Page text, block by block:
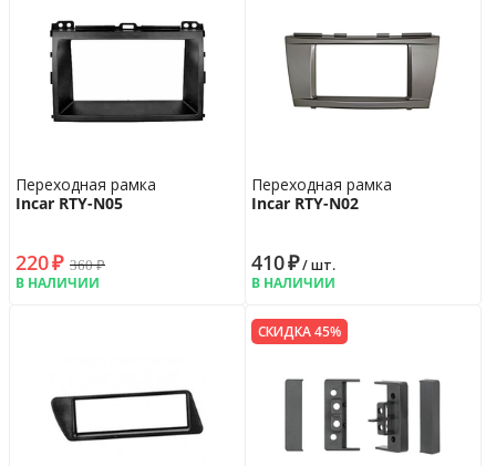
Переходная рамка
Incar RTY-N05
220₽ 360₽
В НАЛИЧИИ
Переходная рамка
Incar RTY-N02
410₽/ шт.
В НАЛИЧИИ
СКИДКА 45%